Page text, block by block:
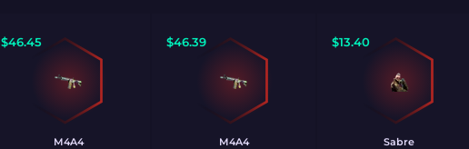
$46.45
M4A4
$46.39
M4A4
$13.40
Sabre